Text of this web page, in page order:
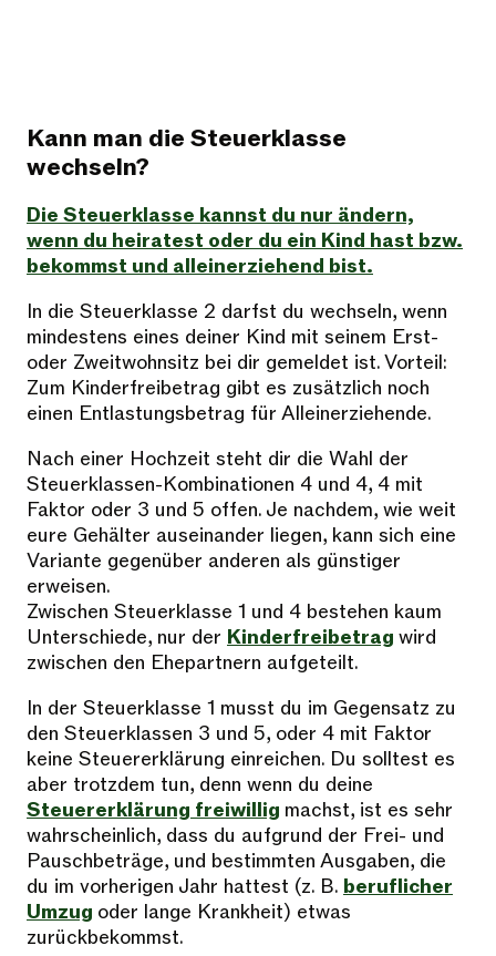
Kann man die Steuerklasse
wechseln?
Die Steuerklasse kannst du nur ändern,
wenn du heiratest oder du ein Kind hast bzw.
bekommst und alleinerziehend bist.
In die Steuerklasse 2 darfst du wechseln, wenn
mindestens eines deiner Kind mit seinem Erst-
oder Zweitwohnsitz bei dir gemeldet ist. Vorteil:
Zum Kinderfreibetrag gibt es zusätzlich noch
einen Entlastungsbetrag für Alleinerziehende.
Nach einer Hochzeit steht dir die Wahl der
Steuerklassen-Kombinationen 4 und 4, 4 mit
Faktor oder 3 und 5 offen. Je nachdem, wie weit
eure Gehälter auseinander liegen, kann sich eine
Variante gegenüber anderen als günstiger
erweisen.
Zwischen Steuerklasse 1 und 4 bestehen kaum
Unterschiede, nur der Kinderfreibetrag wird
zwischen den Ehepartnern aufgeteilt.
In der Steuerklasse 1 musst du im Gegensatz zu
den Steuerklassen 3 und 5, oder 4 mit Faktor
keine Steuererklärung einreichen. Du solltest es
aber trotzdem tun, denn wenn du deine
Steuererklärung freiwillig machst, ist es sehr
wahrscheinlich, dass du aufgrund der Frei- und
Pauschbeträge, und bestimmten Ausgaben, die
du im vorherigen Jahr hattest (z. B. beruflicher
Umzug oder lange Krankheit) etwas
zurückbekommst.